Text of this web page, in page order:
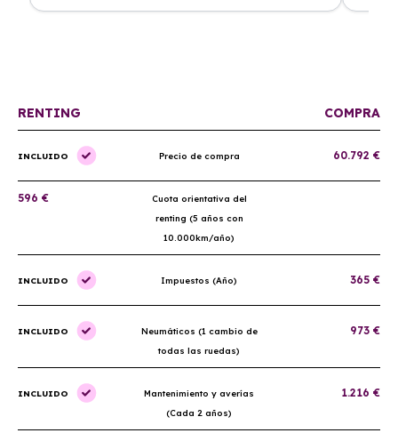
Renting. El coche llegó en perfectas condiciones y el
ha
RENTING COMPRA
INCLUIDO Precio de compra 60.792 €
596 €
Cuota orientativa del
renting (5 años con
10.000km/año)
INCLUIDO Impuestos (Año) 365 €
INCLUIDO
Neumáticos (1 cambio de
todas las ruedas)
973 €
INCLUIDO
Mantenimiento y averías
(Cada 2 años)
1.216 €